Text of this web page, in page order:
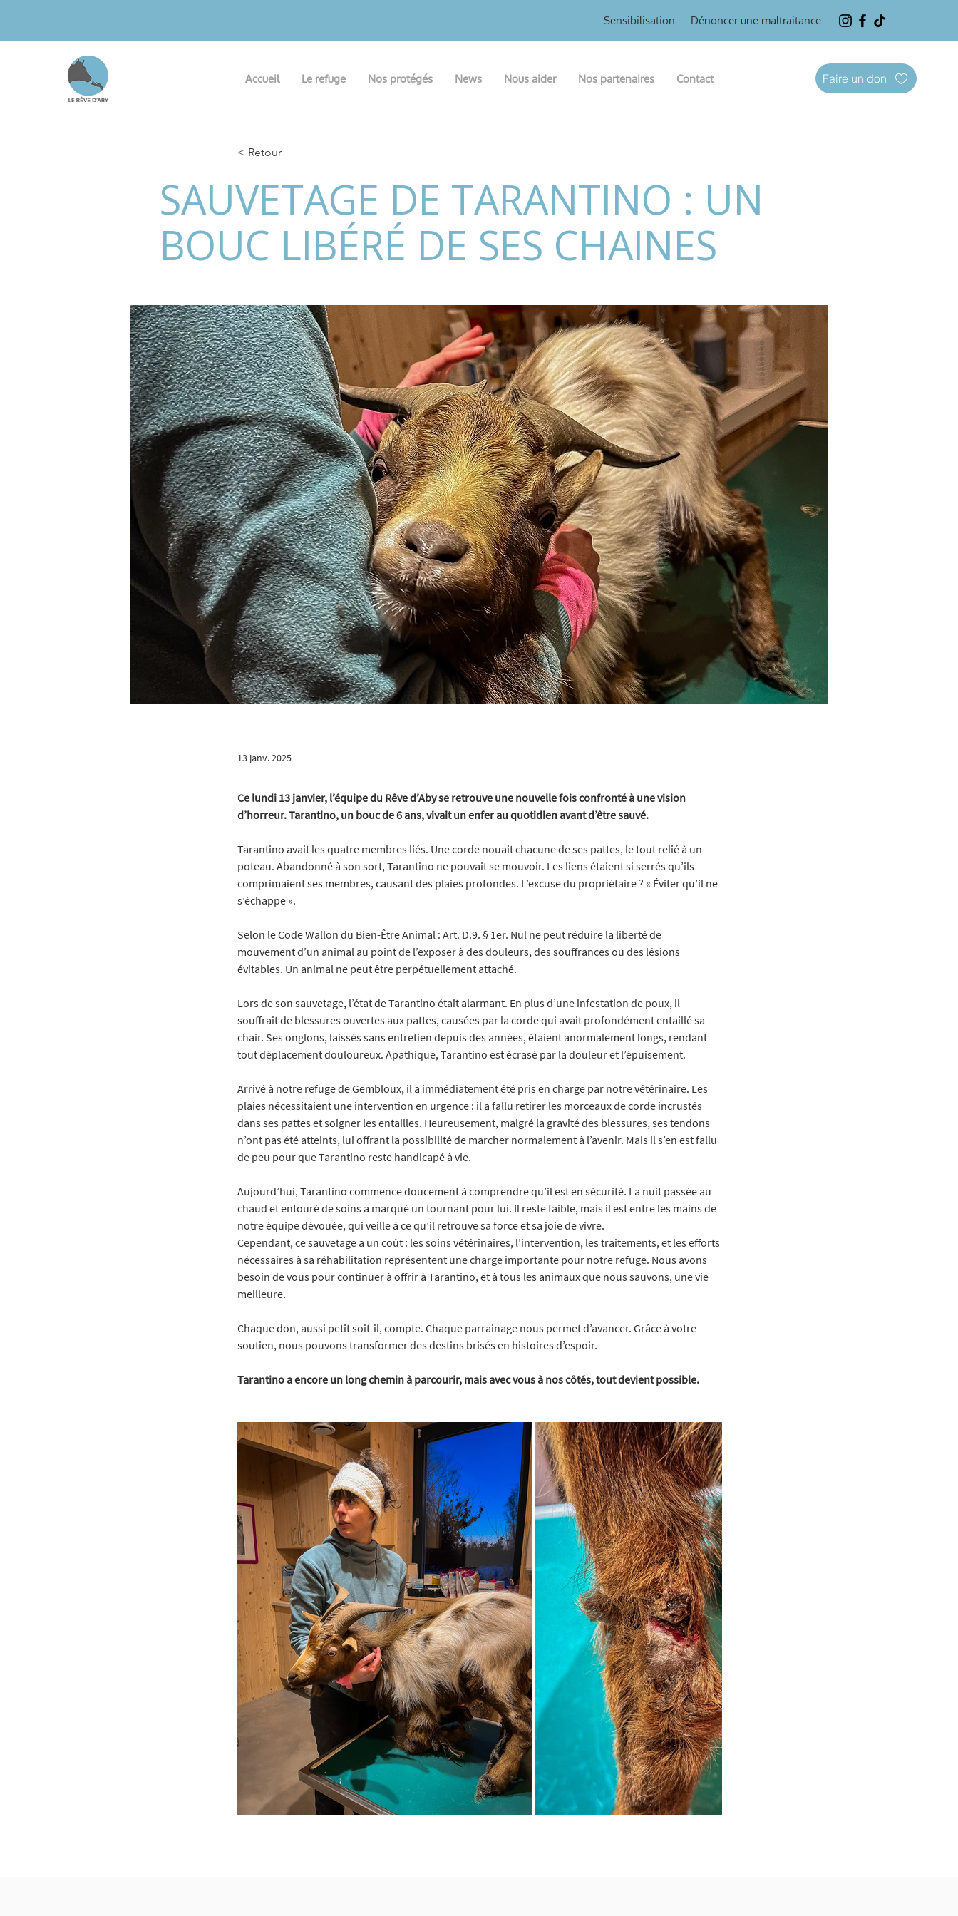
Sensibilisation Dénoncer une maltraitance
Accueil Le refuge Nos protégés News Nous aider Nos partenaires Contact Faire un don
< Retour
SAUVETAGE DE TARANTINO : UN
BOUC LIBÉRÉ DE SES CHAINES
13 janv. 2025
Ce lundi 13 janvier, l’équipe du Rêve d’Aby se retrouve une nouvelle fois confronté à une vision
d’horreur. Tarantino, un bouc de 6 ans, vivait un enfer au quotidien avant d’être sauvé.
Tarantino avait les quatre membres liés. Une corde nouait chacune de ses pattes, le tout relié à un
poteau. Abandonné à son sort, Tarantino ne pouvait se mouvoir. Les liens étaient si serrés qu’ils
comprimaient ses membres, causant des plaies profondes. L’excuse du propriétaire ? « Éviter qu’il ne
s’échappe ».
Selon le Code Wallon du Bien-Être Animal : Art. D.9. § 1er. Nul ne peut réduire la liberté de
mouvement d’un animal au point de l’exposer à des douleurs, des souffrances ou des lésions
évitables. Un animal ne peut être perpétuellement attaché.
Lors de son sauvetage, l’état de Tarantino était alarmant. En plus d’une infestation de poux, il
souffrait de blessures ouvertes aux pattes, causées par la corde qui avait profondément entaillé sa
chair. Ses onglons, laissés sans entretien depuis des années, étaient anormalement longs, rendant
tout déplacement douloureux. Apathique, Tarantino est écrasé par la douleur et l’épuisement.
Arrivé à notre refuge de Gembloux, il a immédiatement été pris en charge par notre vétérinaire. Les
plaies nécessitaient une intervention en urgence : il a fallu retirer les morceaux de corde incrustés
dans ses pattes et soigner les entailles. Heureusement, malgré la gravité des blessures, ses tendons
n’ont pas été atteints, lui offrant la possibilité de marcher normalement à l’avenir. Mais il s’en est fallu
de peu pour que Tarantino reste handicapé à vie.
Aujourd’hui, Tarantino commence doucement à comprendre qu’il est en sécurité. La nuit passée au
chaud et entouré de soins a marqué un tournant pour lui. Il reste faible, mais il est entre les mains de
notre équipe dévouée, qui veille à ce qu’il retrouve sa force et sa joie de vivre.
Cependant, ce sauvetage a un coût : les soins vétérinaires, l’intervention, les traitements, et les efforts
nécessaires à sa réhabilitation représentent une charge importante pour notre refuge. Nous avons
besoin de vous pour continuer à offrir à Tarantino, et à tous les animaux que nous sauvons, une vie
meilleure.
Chaque don, aussi petit soit-il, compte. Chaque parrainage nous permet d’avancer. Grâce à votre
soutien, nous pouvons transformer des destins brisés en histoires d’espoir.
Tarantino a encore un long chemin à parcourir, mais avec vous à nos côtés, tout devient possible.